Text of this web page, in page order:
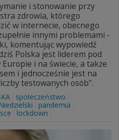
i stonowanie przy
zdrowia, którego
w internecie, obecnego
innymi problemami -
komentując wypowiedź
Polska jest liderem pod
i na świecie, a także
i jednocześnie jest na
testowanych osób".
społeczeństwo
pandemia
lockdown